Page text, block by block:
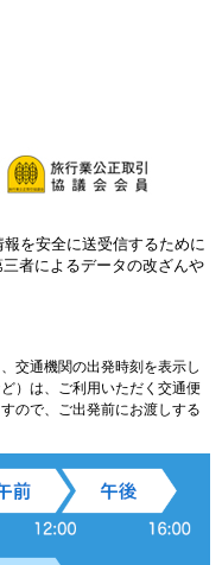
を安全に送受信するために
者によるデータの改ざんや
交通機関の出発時刻を表示し
）は、ご利用いただく交通便
ので、ご出発前にお渡しする